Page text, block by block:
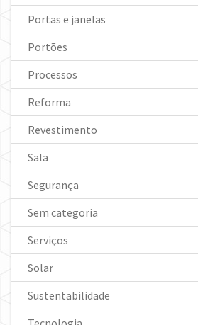
Portas e janelas
Portões
Processos
Reforma
Revestimento
Sala
Segurança
Sem categoria
Serviços
Solar
Sustentabilidade